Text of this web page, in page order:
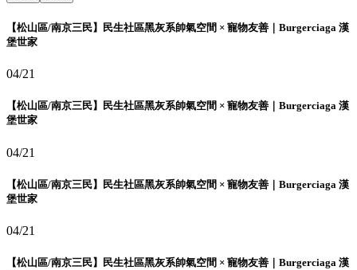
【松山區/南京三民】民生社區黑灰系帥氣空間 × 寵物友善｜Burgerciaga 漢
堡世家
04/21
【松山區/南京三民】民生社區黑灰系帥氣空間 × 寵物友善｜Burgerciaga 漢
堡世家
04/21
【松山區/南京三民】民生社區黑灰系帥氣空間 × 寵物友善｜Burgerciaga 漢
堡世家
04/21
【松山區/南京三民】民生社區黑灰系帥氣空間 × 寵物友善｜Burgerciaga 漢